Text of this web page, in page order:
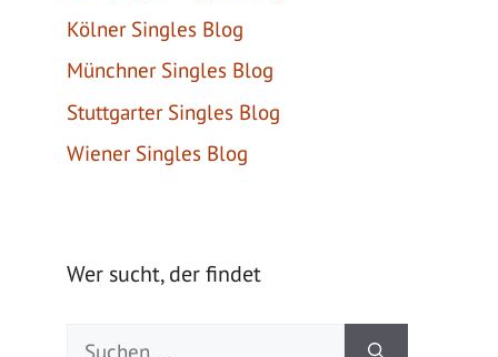
Kölner Singles Blog
Münchner Singles Blog
Stuttgarter Singles Blog
Wiener Singles Blog
Wer sucht, der findet
Suche